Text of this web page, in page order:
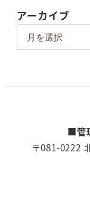
アーカイブ
■管
〒081-0222